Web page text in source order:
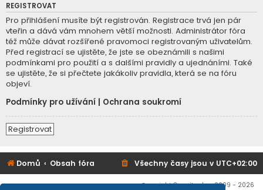
REGISTROVAT
Pro přihlášení musíte být registrován. Registrace trvá jen pár
vteřin a dává vám mnohem větší možnosti. Administrátor fóra
též může dávat rozšířené pravomoci registrovaným uživatelům.
Před registrací se ujistěte, že jste se obeznámili s našimi
podmínkami pro použití a s dalšími pravidly a ujednáními. Také
se ujistěte, že si přečtete jakákoliv pravidla, která se na fóru
objeví.
Podmínky pro užívání
Ochrana soukromí
Registrovat
Domů Obsah fóra Všechny časy jsou v UTC+02:00
Copyright © mujtank.cz 2009 - 2026